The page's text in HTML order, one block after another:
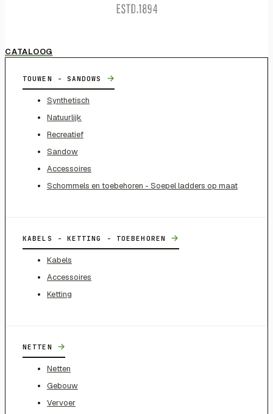
CATALOOG
TOUWEN - SANDOWS →
Synthetisch
Natuurlijk
Recreatief
Sandow
Accessoires
Schommels en toebehoren - Soepel ladders op maat
KABELS - KETTING - TOEBEHOREN →
Kabels
Accessoires
Ketting
NETTEN →
Netten
Gebouw
Vervoer